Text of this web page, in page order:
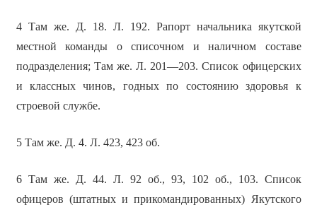
4 Там же. Д. 18. Л. 192. Рапорт начальника якутской
местной команды о списочном и наличном составе
подразделения; Там же. Л. 201—203. Список офицерских
и классных чинов, годных по состоянию здоровья к
строевой службе.
5 Там же. Д. 4. Л. 423, 423 об.
6 Там же. Д. 44. Л. 92 об., 93, 102 об., 103. Список
офицеров (штатных и прикомандированных) Якутского